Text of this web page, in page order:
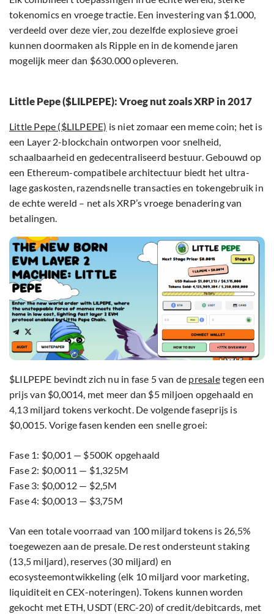
tokenomics en vroege tractie. Een investering van $1.000,
verdeeld over deze vier, zou dezelfde explosieve groei
kunnen doormaken als Ripple en in de komende jaren
mogelijk meer dan $630.000 opleveren.
Little Pepe ($LILPEPE): Vroeg nut zoals XRP in 2017
Little Pepe ($LILPEPE) is niet zomaar een meme coin; het is
een Layer 2-blockchain ontworpen voor snelheid,
schaalbaarheid en gedecentraliseerd bestuur. Gebouwd op
een Ethereum-compatibele architectuur biedt het ultra-
lage gaskosten, razendsnelle transacties en tokengebruik in
de echte wereld – net als XRP’s vroege benadering van
betalingen.
$LILPEPE bevindt zich nu in fase 5 van de presaletegen een
prijs van $0,0014, met meer dan $5 miljoen opgehaald en
4,13 miljard tokens verkocht. De volgende faseprijs is
$0,0015. Vorige fasen kenden een snelle groei:
Fase 1: $0,001 — $500K opgehaald
Fase 2: $0,0011 — $1,325M
Fase 3: $0,0012 — $2,5M
Fase 4: $0,0013 — $3,75M
Van een totale voorraad van 100 miljard tokens is 26,5%
toegewezen aan de presale. De rest ondersteunt staking
(13,5 miljard), reserves (30 miljard) en
ecosysteemontwikkeling (elk 10 miljard voor marketing,
liquiditeit en CEX-noteringen). Tokens kunnen worden
gekocht met ETH, USDT (ERC-20) of credit/debitcards, met